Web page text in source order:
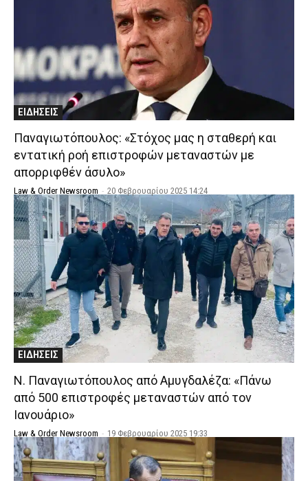
ΕΙΔΗΣΕΙΣ
Παναγιωτόπουλος: «Στόχος μας η σταθερή και
εντατική ροή επιστροφών μεταναστών με
απορριφθέν άσυλο»
Law & Order Newsroom - 20 Φεβρουαρίου 2025 14:24
ΕΙΔΗΣΕΙΣ
Ν. Παναγιωτόπουλος από Αμυγδαλέζα: «Πάνω
από 500 επιστροφές μεταναστών από τον
Ιανουάριο»
Law & Order Newsroom - 19 Φεβρουαρίου 2025 19:33